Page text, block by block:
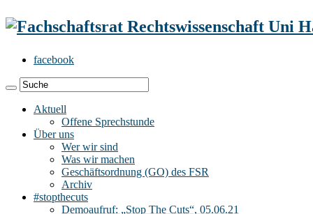
facebook
Aktuell
Offene Sprechstunde
Über uns
Wer wir sind
Was wir machen
Geschäftsordnung (GO) des FSR
Archiv
#stopthecuts
Demoaufruf: „Stop The Cuts“, 05.06.21